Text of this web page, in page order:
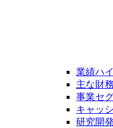
業績ハ
主な財
事業セ
キャッ
研究開